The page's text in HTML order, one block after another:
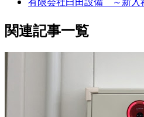
関連記事一覧